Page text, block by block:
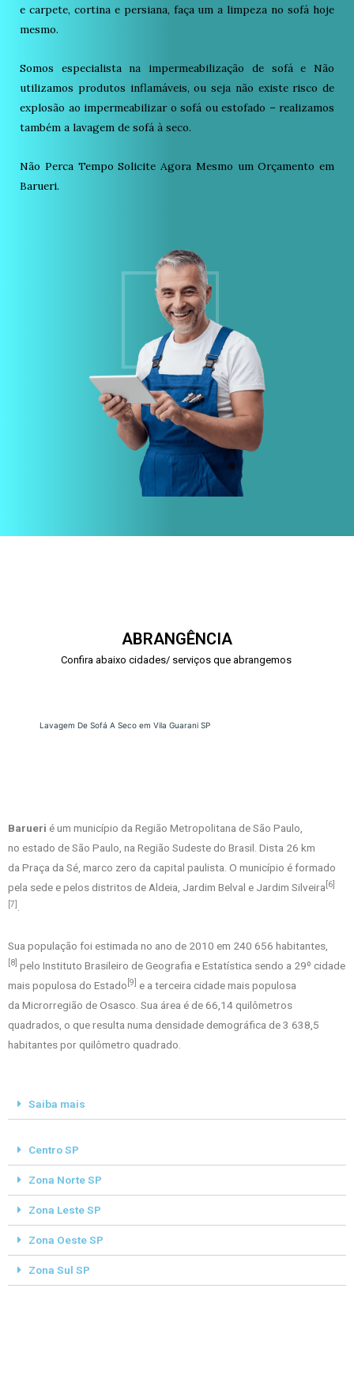
e carpete, cortina e persiana, faça um a limpeza no sofá hoje
mesmo.
Somos especialista na impermeabilização de sofá e Não
utilizamos produtos inflamáveis, ou seja não existe risco de
explosão ao impermeabilizar o sofá ou estofado – realizamos
também a lavagem de sofá à seco.
Não Perca Tempo Solicite Agora Mesmo um Orçamento em
Barueri.
ABRANGÊNCIA
Confira abaixo cidades/ serviços que abrangemos
Lavagem De Sofá A Seco em Vila Guarani SP
Barueri é um município da Região Metropolitana de São Paulo,
no estado de São Paulo, na Região Sudeste do Brasil. Dista 26 km
da Praça da Sé, marco zero da capital paulista. O município é formado
pela sede e pelos distritos de Aldeia, Jardim Belval e Jardim Silveira [6]
[7]
Sua população foi estimada no ano de 2010 em 240 656 habitantes,
[8] pelo Instituto Brasileiro de Geografia e Estatística sendo a 29º cidade
mais populosa do Estado [9] e a terceira cidade mais populosa
da Microrregião de Osasco. Sua área é de 66,14 quilômetros
quadrados, o que resulta numa densidade demográfica de 3 638,5
habitantes por quilômetro quadrado.
Saiba mais
Centro SP
Zona Norte SP
Zona Leste SP
Zona Oeste SP
Zona Sul SP